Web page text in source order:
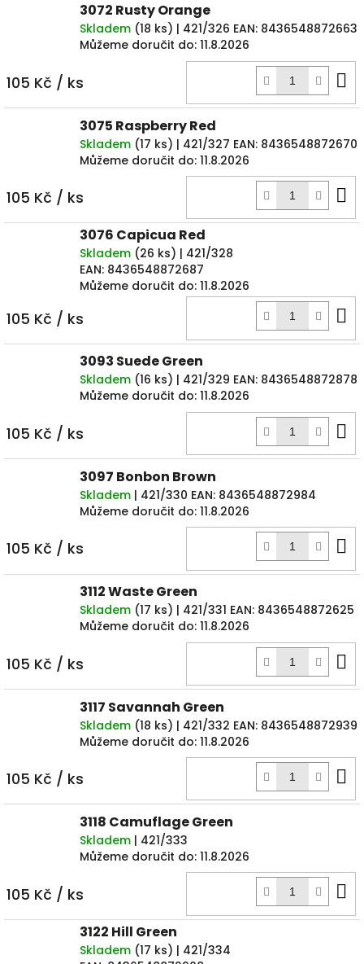
3072 Rusty Orange
Skladem (18 ks) | 421/326 EAN: 8436548872663
Můžeme doručit do: 11.8.2026
105 Kč / ks
3075 Raspberry Red
Skladem (17 ks) | 421/327 EAN: 8436548872670
Můžeme doručit do: 11.8.2026
105 Kč / ks
3076 Capicua Red
Skladem (26 ks) | 421/328
EAN: 8436548872687
Můžeme doručit do: 11.8.2026
105 Kč / ks
3093 Suede Green
Skladem (16 ks) | 421/329 EAN: 8436548872878
Můžeme doručit do: 11.8.2026
105 Kč / ks
3097 Bonbon Brown
Skladem | 421/330 EAN: 8436548872984
Můžeme doručit do: 11.8.2026
105 Kč / ks
3112 Waste Green
Skladem (17 ks) | 421/331 EAN: 8436548872625
Můžeme doručit do: 11.8.2026
105 Kč / ks
3117 Savannah Green
Skladem (18 ks) | 421/332 EAN: 8436548872939
Můžeme doručit do: 11.8.2026
105 Kč / ks
3118 Camuflage Green
Skladem | 421/333
Můžeme doručit do: 11.8.2026
105 Kč / ks
3122 Hill Green
Skladem (17 ks) | 421/334